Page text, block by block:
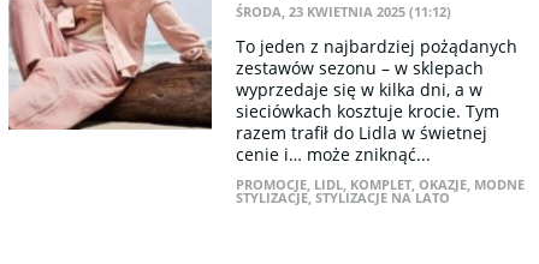
ŚRODA, 23 KWIETNIA 2025 (11:12)
To jeden z najbardziej pożądanych
zestawów sezonu – w sklepach
wyprzedaje się w kilka dni, a w
sieciówkach kosztuje krocie. Tym
razem trafił do Lidla w świetnej
cenie i… może zniknąć...
PROMOCJE, LIDL, KOMPLET,OKAZJE, MODNE
STYLIZACJE,STYLIZACJE NA LATO